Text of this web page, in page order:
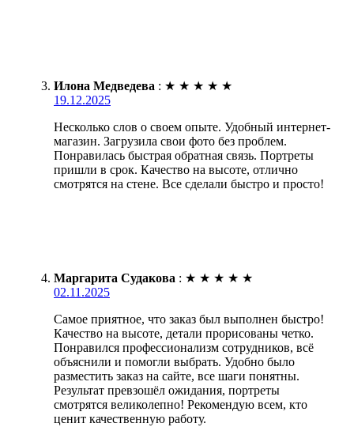
Илона Медведева : ★ ★ ★ ★ ★
19.12.2025
Несколько слов о своем опыте. Удобный интернет-
магазин. Загрузила свои фото без проблем.
Понравилась быстрая обратная связь. Портреты
пришли в срок. Качество на высоте, отлично
смотрятся на стене. Все сделали быстро и просто!
Маргарита Судакова : ★ ★ ★ ★ ★
02.11.2025
Самое приятное, что заказ был выполнен быстро!
Качество на высоте, детали прорисованы четко.
Понравился профессионализм сотрудников, всё
объяснили и помогли выбрать. Удобно было
разместить заказ на сайте, все шаги понятны.
Результат превзошёл ожидания, портреты
смотрятся великолепно! Рекомендую всем, кто
ценит качественную работу.